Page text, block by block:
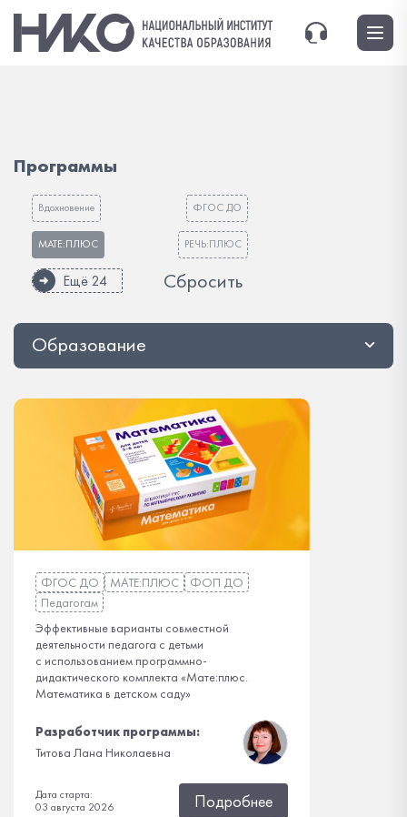
Программы
Вдохновение ФГОС ДО
МАТЕ:ПЛЮС РЕЧЬ:ПЛЮС
Ещё 24 Сбросить
Образование
ФГОС ДО МАТЕ:ПЛЮС
ФОП ДО
Педагогам
Эффективные варианты совместной
деятельности педагога с детьми
с использованием программно-
дидактического комплекта «Мате:плюс.
Математика в детском саду»
Разработчик программы:
Титова Лана Николаевна
Дата старта:
03 августа 2026
Подробнее